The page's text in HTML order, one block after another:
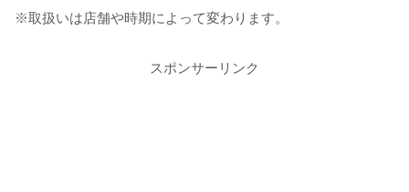
※取扱いは店舗や時期によって変わります。
スポンサーリンク